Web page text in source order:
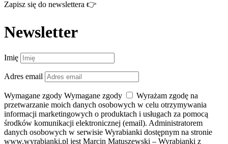
Zapisz się do newslettera 👉
Newsletter
Imię
Adres email
Wymagane zgody Wymagane zgody
Wyrażam zgodę na
przetwarzanie moich danych osobowych w celu otrzymywania
informacji marketingowych o produktach i usługach za pomocą
środków komunikacji elektronicznej (email). Administratorem
danych osobowych w serwisie Wyrabianki dostępnym na stronie
www.wyrabianki.pl jest Marcin Matuszewski – Wyrabianki z